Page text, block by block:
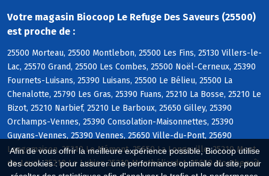
Afin de vous offrir la meilleure expérience possible, Biocoop utilise
des cookies : pour assurer une performance optimale du site, pour
Votre magasin Biocoop Le Refuge Des Saveurs (25500)
est proche de :
25500 Morteau, 25500 Montlebon, 25500 Les Fins, 25130 Villers-le-
Lac, 25570 Grand, 25500 Les Combes, 25500 Noël-Cerneux, 25390
Fournets-Luisans, 25390 Luisans, 25500 Le Bélieu, 25500 La
Chenalotte, 25790 Les Gras, 25390 Fuans, 25210 La Bosse, 25210 Le
Bizot, 25210 Narbief, 25210 Le Barboux, 25650 Gilley, 25390
Orchamps-Vennes, 25390 Consolation-Maisonnettes, 25390
Guyans-Vennes, 25390 Vennes, 25650 Ville-du-Pont, 25690
Longemaison, 25210 Le Mémont, 25650 La Longeville, 25210 Mont-
de-Laval, 25210 Le Luhier, 25210 Montbéliardot, 25650 Montbenoît